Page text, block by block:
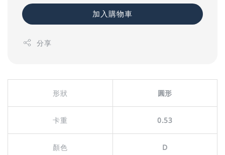
加入購物車
分享
形狀 圓形
卡重 0.53
顏色 D